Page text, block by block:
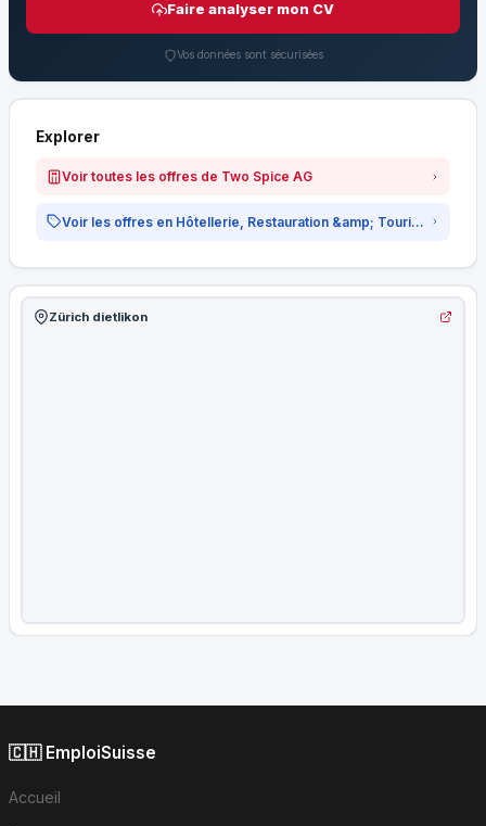
Faire analyser mon CV
Vos données sont sécurisées
Explorer
Voir toutes les offres de Two Spice AG
Voir les offres en Hôtellerie, Restauration &amp; Tourisme
Zürich dietlikon
🇨🇭 EmploiSuisse
Accueil